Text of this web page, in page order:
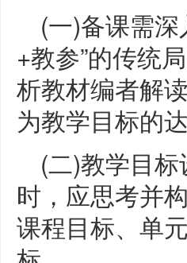
(一)备课需
+教参”的传统
析教材编者解
为教学目标的
(二)教学目
时，应思考并
课程目标、单